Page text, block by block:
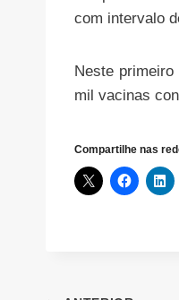
com intervalo
Neste
mil vacinas
Compartilhe nas